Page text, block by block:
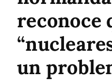
reconoce
un